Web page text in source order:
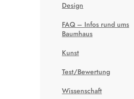
Design
FAQ – Infos rund ums
Baumhaus
Kunst
Test/Bewertung
Wissenschaft